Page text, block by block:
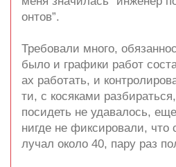
онтов”.
Требовали много,
было и графики работ
ах работать, и
ти, с косяками
посидеть не удавалось,
нигде не фиксировали, что
лучал около 40, пару раз